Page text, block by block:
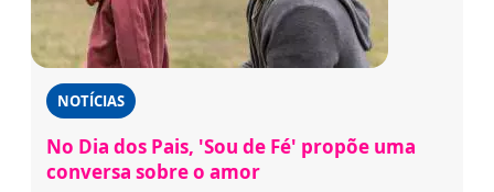
NOTÍCIAS
No Dia dos Pais, 'Sou de Fé' propõe uma
conversa sobre o amor